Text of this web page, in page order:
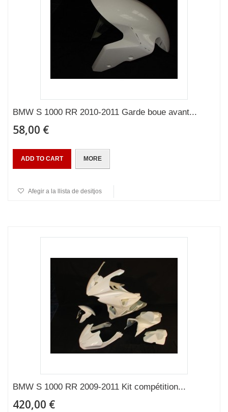
BMW S 1000 RR 2010-2011 Garde boue avant...
58,00 €
ADD TO CART MORE
Afegir a la llista de desitjos
BMW S 1000 RR 2009-2011 Kit compétition...
420,00 €